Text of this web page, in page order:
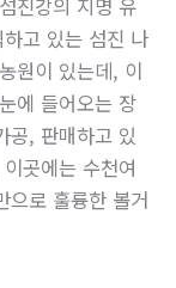
진강의 지명 유
고 있는 섬진 나
원이 있는데, 이
에 들어오는 장
공, 판매하고 있
곳에는 수천여
으로 훌륭한 볼거